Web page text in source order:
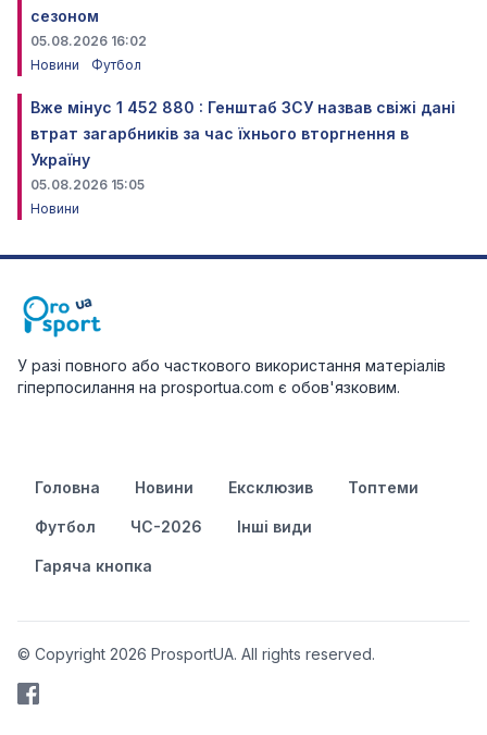
сезоном
05.08.2026 16:02
Новини
Футбол
Вже мінус 1 452 880 : Генштаб ЗСУ назвав свіжі дані
втрат загарбників за час їхнього вторгнення в
Україну
05.08.2026 15:05
Новини
У разі повного або часткового використання матеріалів
гіперпосилання на prosportua.com є обов'язковим.
Головна Новини Ексклюзив Топтеми
Футбол ЧС-2026 Інші види
Гаряча кнопка
© Copyright 2026 ProsportUA. All rights reserved.